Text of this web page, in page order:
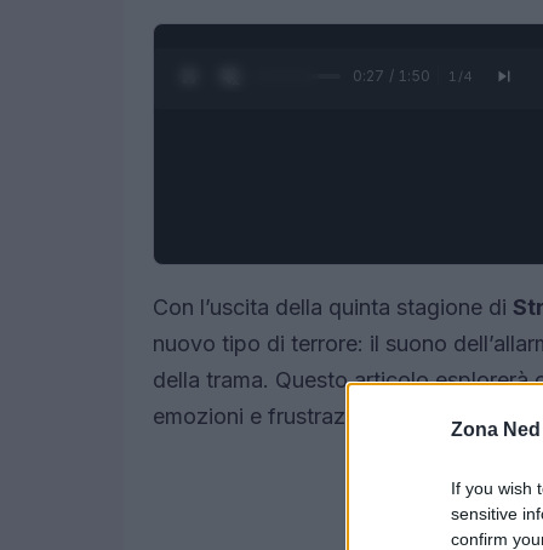
Zona Ned
If you wish
sensitive
confirm
0:28 / 1:50 1 /4
Con l’uscita della quinta stagione di
nuovo tipo di terrore: il suono
della trama. Questo articolo
emozioni e frustrazioni negli spettatori.